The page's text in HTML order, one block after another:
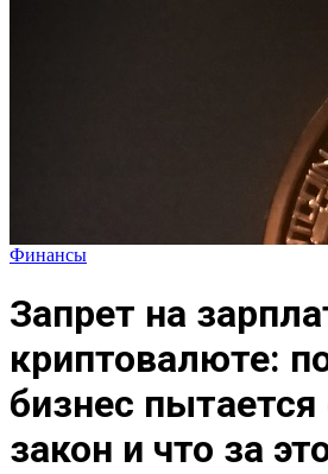
Финансы
Запрет на
криптовалюте:
бизнес пытается
закон и что за